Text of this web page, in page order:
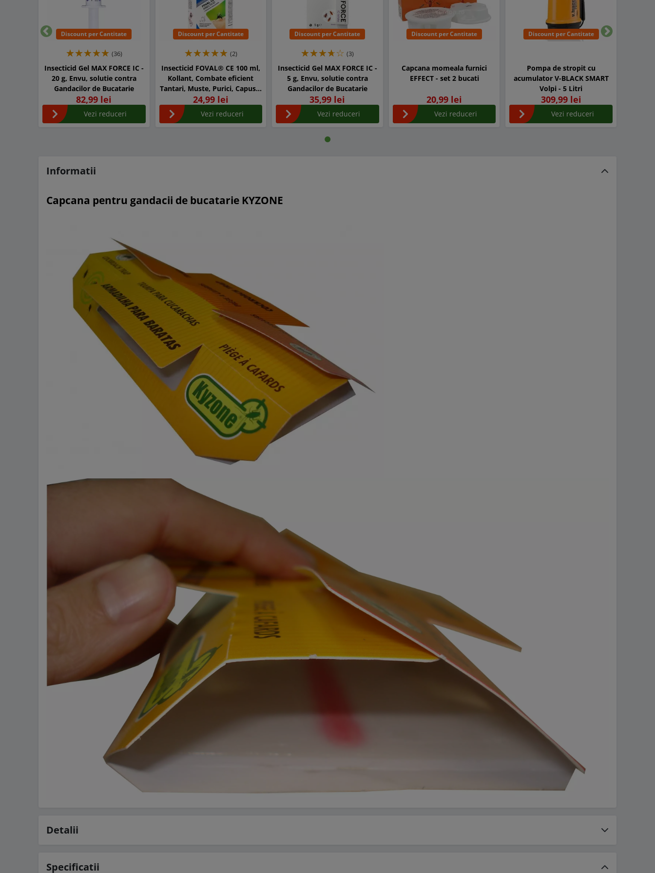
Discount per Cantitate
(36)
Insecticid Gel MAX FORCE IC -
20 g, Envu, solutie contra
Gandacilor de Bucatarie
82,99 lei
Vezi reduceri
Discount per Cantitate
(2)
Insecticid FOVAL® CE 100 ml,
Kollant, Combate eficient
Tantari, Muste, Purici, Capuse,
Gandaci, Furnici - Concentrat
24,99 lei
Vezi reduceri
Discount per Cantitate
(3)
Insecticid Gel MAX FORCE IC -
5 g, Envu, solutie contra
Gandacilor de Bucatarie
35,99 lei
Vezi reduceri
Discount per Cantitate
Capcana momeala furnici
EFFECT - set 2 bucati
20,99 lei
Vezi reduceri
Discount per Cantitate
Pompa de stropit cu
acumulator V-BLACK SMART
Volpi - 5 Litri
309,99 lei
Vezi reduceri
Informatii
Capcana pentru gandacii de bucatarie KYZONE
Detalii
Specificatii